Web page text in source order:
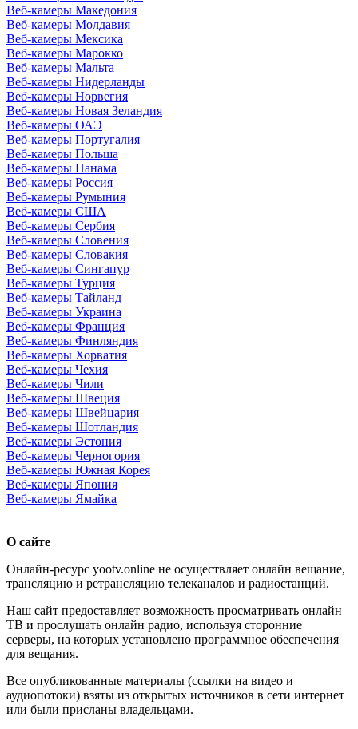
Веб-камеры Македония
Веб-камеры Молдавия
Веб-камеры Мексика
Веб-камеры Марокко
Веб-камеры Мальта
Веб-камеры Нидерланды
Веб-камеры Норвегия
Веб-камеры Новая Зеландия
Веб-камеры ОАЭ
Веб-камеры Португалия
Веб-камеры Польша
Веб-камеры Панама
Веб-камеры Россия
Веб-камеры Румыния
Веб-камеры США
Веб-камеры Сербия
Веб-камеры Словения
Веб-камеры Словакия
Веб-камеры Сингапур
Веб-камеры Турция
Веб-камеры Тайланд
Веб-камеры Украина
Веб-камеры Франция
Веб-камеры Финляндия
Веб-камеры Хорватия
Веб-камеры Чехия
Веб-камеры Чили
Веб-камеры Швеция
Веб-камеры Швейцария
Веб-камеры Шотландия
Веб-камеры Эстония
Веб-камеры Черногория
Веб-камеры Южная Корея
Веб-камеры Япония
Веб-камеры Ямайка
О сайте
Онлайн-ресурс yootv.online не осуществляет онлайн вещание,
трансляцию и ретрансляцию телеканалов и радиостанций.
Наш сайт предоставляет возможность просматривать онлайн
ТВ и прослушать онлайн радио, используя сторонние
серверы, на которых установлено программное обеспечения
для вещания.
Все опубликованные материалы (ссылки на видео и
аудиопотоки) взяты из открытых источников в сети интернет
или были присланы владельцами.